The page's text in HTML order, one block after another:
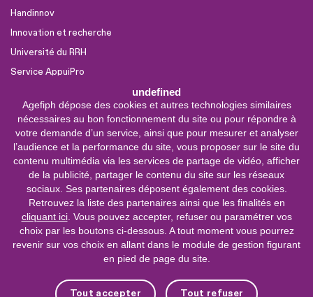
undefined
Agefiph dépose des cookies et autres technologies similaires
nécessaires au bon fonctionnement du site ou pour répondre à
votre demande d’un service, ainsi que pour mesurer et analyser
l’audience et la performance du site, vous proposer sur le site du
contenu multimédia via les services de partage de vidéo, afficher
de la publicité, partager le contenu du site sur les réseaux
sociaux. Ses partenaires déposent également des cookies.
Retrouvez la liste des partenaires ainsi que les finalités en
cliquant ici. Vous pouvez accepter, refuser ou paramétrer vos
choix par les boutons ci-dessous. A tout moment vous pourrez
revenir sur vos choix en allant dans le module de gestion figurant
en pied de page du site.
Tout accepter Tout refuser
Handinnov
Innovation et recherche
Université du RRH
Service AppuiPro
Nous suivre
Youtube
Linkedin
Facebook
0 800 11 10 09
Service &
appel gratuits
Nous contacter